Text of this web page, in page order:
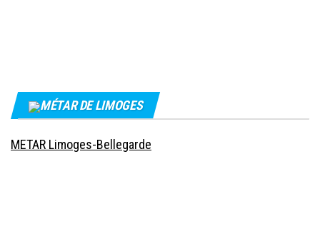
MÉTAR DE LIMOGES
METAR Limoges-Bellegarde